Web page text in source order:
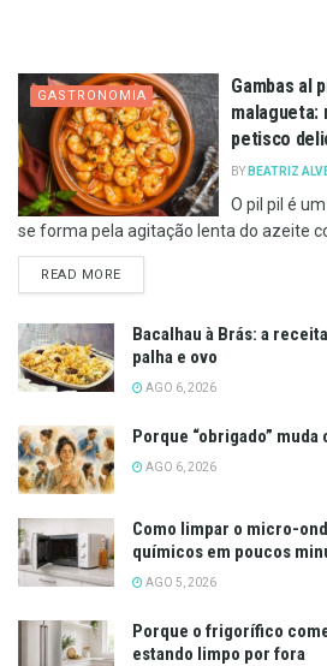
GASTRONOMIA
Gambas al
malagueta:
petisco
BY BEATRIZ
O pil pil é
se forma pela agitação lenta do azeite
READ MOREDETAILS
Bacalhau à Brás: a
palha e ovo
AGO 6, 2026
Porque “obrigado”
AGO 6, 2026
Como limpar o micro-
químicos em poucos
AGO 5, 2026
Porque o frigorífico
estando limpo por fora